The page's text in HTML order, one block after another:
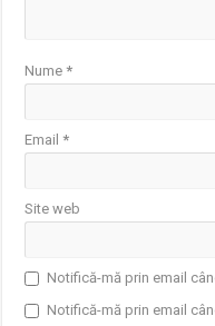
Nume*
Email*
Site web
Notifică-mă prin email
Notifică-mă prin email